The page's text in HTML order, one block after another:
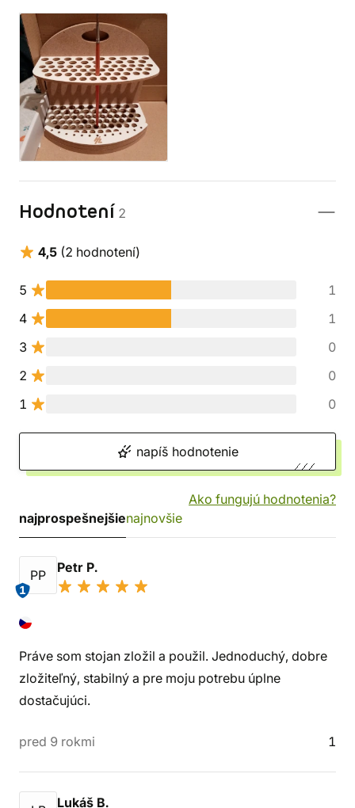
Hodnotení 2
4,5 (2 hodnotení)
5
1
4
1
3
0
2
0
1
0
napíš hodnotenie
Ako fungujú hodnotenia?
najprospešnejšienajnovšie
PP
1
Petr P.
Práve som stojan zložil a použil. Jednoduchý, dobre
zložiteľný, stabilný a pre moju potrebu úplne
dostačujúci.
pred 9 rokmi 1
Lukáš B.